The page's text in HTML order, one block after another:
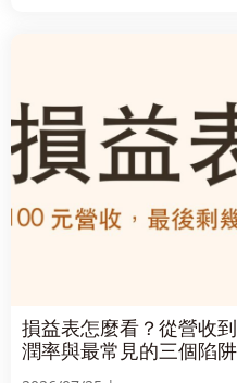
損益表怎麼看？從營收
潤率與最常見的三個陷阱